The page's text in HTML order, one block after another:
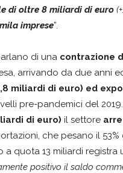
di oltre 8 miliardi di euro
imprese”.
di una contrazione
arrivando da due anni
miliardi di euro) ed
pre-pandemici del
di euro) il settore
che pesano il
quota 13 miliardi registra
positivo il saldo